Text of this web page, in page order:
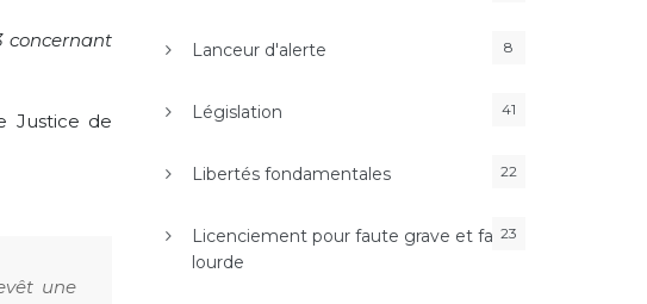
concernant
Justice de
une
Lanceur d'alerte 8
Législation 41
Libertés fondamentales 22
Licenciement pour faute grave et faute
lourde
23